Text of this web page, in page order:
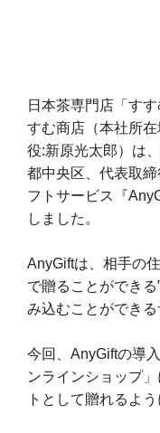
日本茶専門店「す
すむ商店（本社所
役:新原光太郎）は
都中央区、代表取
フトサービス『
しました。
AnyGiftは、相手の
で贈ることができる
み込むことができる
今回、AnyGiftの導
ンラインショップ
トとして贈れるよう